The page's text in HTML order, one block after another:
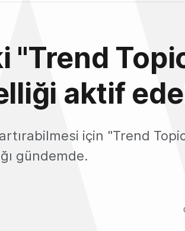
"Trend
aktif
için "Trend
gündemde.